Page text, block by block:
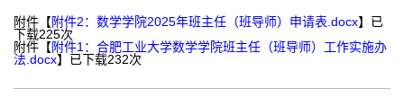
附件【附件2：数学学院2025年班主任（班导师）申请表.docx】已
下载225次
附件【附件1：合肥工业大学数学学院班主任（班导师）工作实施办
法.docx】已下载232次